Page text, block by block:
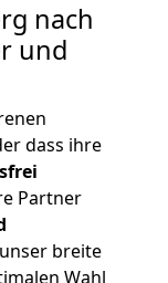
nach
und
dass ihre
Partner
breite
Wahl